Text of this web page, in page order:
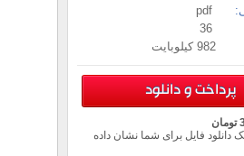
982 کیلوبایت
پرداخت و دانلود
دانلود فایل برای شما نشان داده